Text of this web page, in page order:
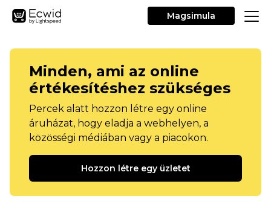
Magsimula
Minden, ami az online
értékesítéshez szükséges
Percek alatt hozzon létre egy online
áruházat, hogy eladja a webhelyen, a
közösségi médiában vagy a piacokon.
Hozzon létre egy üzletet